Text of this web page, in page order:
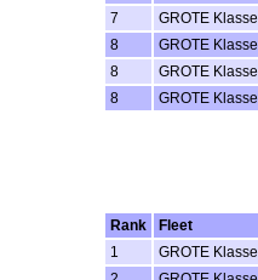
7
GROTE Klasse
8
GROTE Klasse
8
GROTE Klasse
8
GROTE Klasse
Rank
Fleet
1
GROTE Klasse